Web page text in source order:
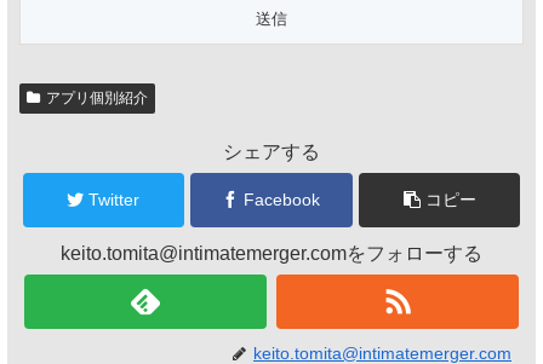
アプリ個別紹介
シェアする
Twitter Facebook コピー
keito.tomita@intimatemerger.comをフォローする
keito.tomita@intimatemerger.com